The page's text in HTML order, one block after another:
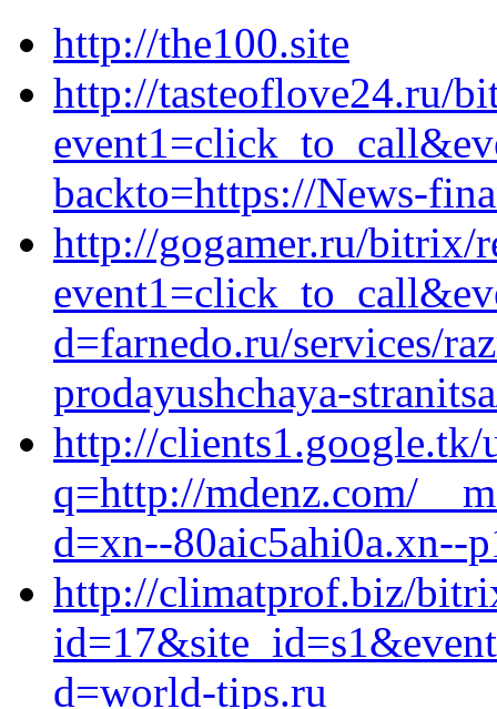
http://the100.site
http://tasteoflove24.ru/
backto=https://News-
http://gogamer.ru/bitrix/
d=farnedo.ru/services/
prodayushchaya-
http://clients1.google.tk/
q=http://mdenz.com/
d=xn--80aic5ahi0a.xn--
http://climatprof.biz/
d=world-tips.ru